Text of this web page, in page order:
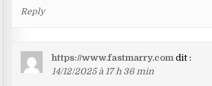
Reply
https://www.fastmarry.com dit :
14/12/2025 à 17 h 36 min